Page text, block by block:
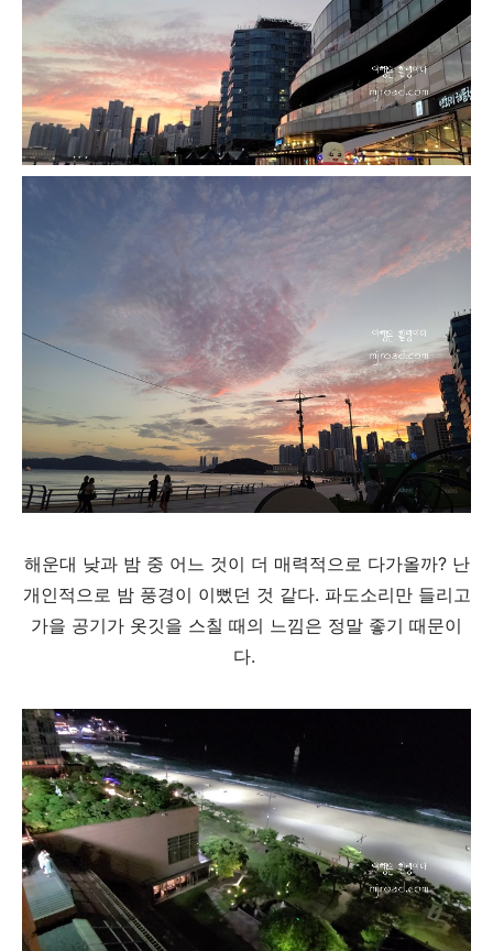
해운대 낮과 밤 중 어느 것이 더 매력적으로 다가올까? 난
개인적으로 밤 풍경이 이뻤던 것 같다. 파도소리만 들리고
가을 공기가 옷깃을 스칠 때의 느낌은 정말 좋기 때문이
다.